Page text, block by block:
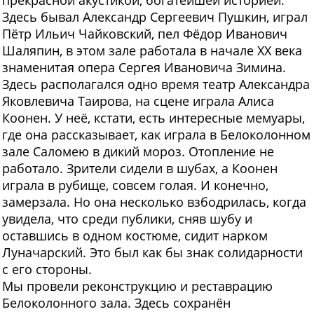
Здесь бывал Александр Сергеевич Пушкин, играл
Пётр Ильич Чайковский, пел Фёдор Иванович
Шаляпин, в этом зале работала в начале XX века
знаменитая опера Сергея Ивановича Зимина.
Здесь располагался одно время театр Александра
Яковлевича Таирова, на сцене играла Алиса
Коонен. У неё, кстати, есть интересные мемуары,
где она рассказывает, как играла в Белоколонном
зале Саломею в дикий мороз. Отопление не
работало. Зрители сидели в шубах, а Коонен
играла в рубище, совсем голая. И конечно,
замерзала. Но она несколько взбодрилась, когда
увидела, что среди публики, сняв шубу и
оставшись в одном костюме, сидит нарком
Луначарский. Это был как бы знак солидарности
с его стороны.
Мы провели реконструкцию и реставрацию
Белоколонного зала. Здесь сохранён